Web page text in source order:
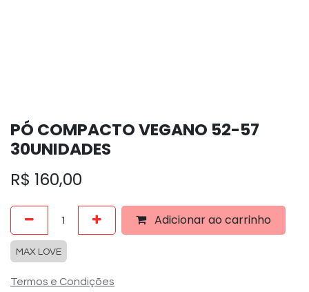
PÓ COMPACTO VEGANO 52-57
30UNIDADES
R$ 160,00
Adicionar ao carrinho
MAX LOVE
Termos e Condições